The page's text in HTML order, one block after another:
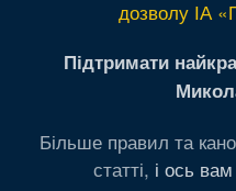
дозволу ІА
Підтримати
Більше правил та
статті, і ось вам